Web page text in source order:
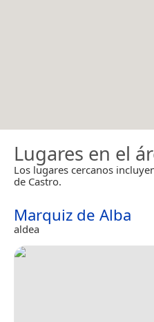
Lugares en el
Los lugares cercanos
de Castro.
Marquiz de Alba
aldea